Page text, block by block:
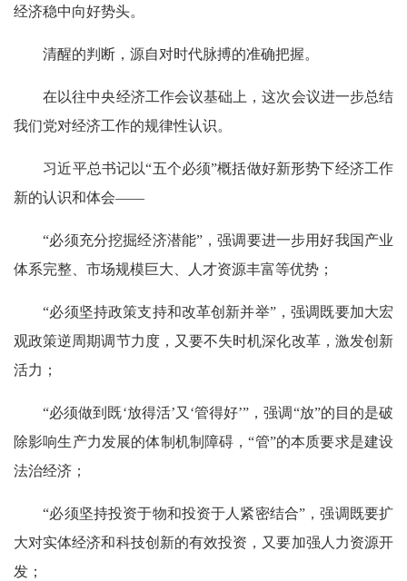
经济稳中向好势头。
清醒的判断，源自对时代脉搏的准确把握。
在以往中央经济工作会议基础上，这次会议进一步总结
我们党对经济工作的规律性认识。
习近平总书记以“五个必须”概括做好新形势下经济工作
新的认识和体会——
“必须充分挖掘经济潜能”，强调要进一步用好我国产业
体系完整、市场规模巨大、人才资源丰富等优势；
“必须坚持政策支持和改革创新并举”，强调既要加大宏
观政策逆周期调节力度，又要不失时机深化改革，激发创新
活力；
“必须做到既‘放得活’又‘管得好’”，强调“放”的目的是破
除影响生产力发展的体制机制障碍，“管”的本质要求是建设
法治经济；
“必须坚持投资于物和投资于人紧密结合”，强调既要扩
大对实体经济和科技创新的有效投资，又要加强人力资源开
发；